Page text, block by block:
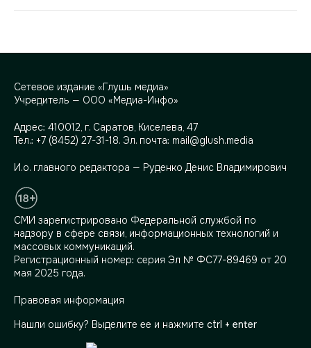
Сетевое издание «Глушь медиа»
Учредитель — ООО «Медиа-Инфо»
Адрес: 410012, г. Саратов, Киселева, 47
Тел.: +7 (8452) 27-31-18. Эл. почта: mail@glush.media
И.о. главного редактора — Руденко Денис Владимирович
СМИ зарегистрировано Федеральной службой по
надзору в сфере связи, информационных технологий и
массовых коммуникаций.
Регистрационный номер: серия Эл № ФС77-89469 от 20
мая 2025 года.
Правовая информация
Нашли ошибку? Выделите ее и нажмите ctrl + enter